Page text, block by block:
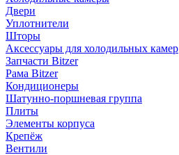
Двери
Уплотнители
Шторы
Аксессуары для холодильных камер
Запчасти Bitzer
Рама Bitzer
Кондиционеры
Шатунно-поршневая группа
Плиты
Элементы корпуса
Крепёж
Вентили